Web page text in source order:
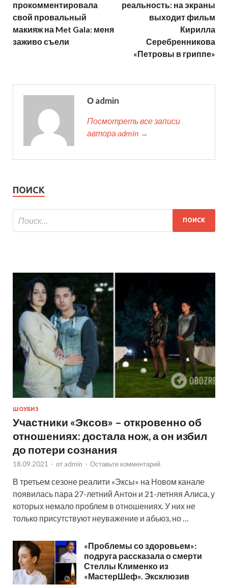
прокомментировала
свой провальный
макияж на Met Gala: меня
заживо съели
реальность: на экраны
выходит фильм
Кирилла
Серебренникова
«Петровы в гриппе»
О admin
Посмотреть все записи
автора admin →
ПОИСК
ШОУБИЗ
Участники «Эксов» – откровенно об
отношениях: достала нож, а он избил
до потери сознания
18.09.2021 - от admin - Оставьте комментарий
В третьем сезоне реалити «Эксы» на Новом канале
появилась пара 27-летний Антон и 21-летняя Алиса, у
которых немало проблем в отношениях. У них не
только присутствуют неуважение и абьюз, но …
«Проблемы со здоровьем»:
подруга рассказала о смерти
Стеллы Клименко из
«МастерШеф». Эксклюзив